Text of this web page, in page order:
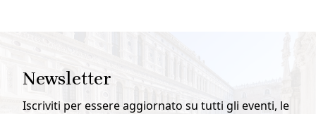
Newsletter
Iscriviti per essere aggiornato su tutti gli eventi, le